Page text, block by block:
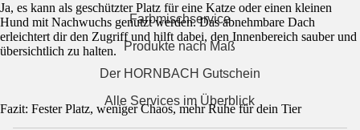
Ja, es kann als geschützter Platz für eine Katze oder einen kleinen
Hund mit Nachwuchs genutzt werden. Das abnehmbare Dach
erleichtert dir den Zugriff und hilft dabei, den Innenbereich sauber und
übersichtlich zu halten.
Fazit: Fester Platz, weniger Chaos, mehr Ruhe für dein Tier
Farbmischservice
Produkte nach Maß
Der HORNBACH Gutschein
Alle Services im Überblick